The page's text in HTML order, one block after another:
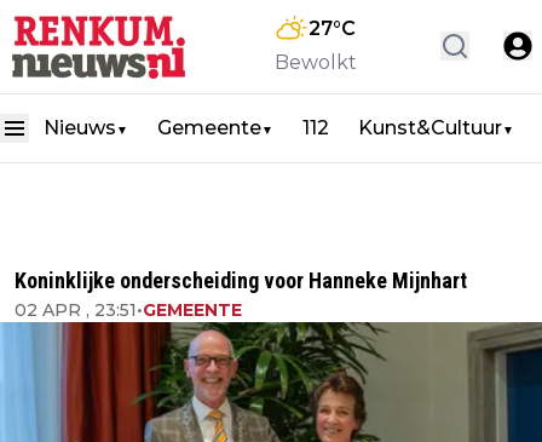
27°C
Bewolkt
Nieuws ▼ Gemeente▼ 112 Kunst&Cultuur▼
Koninklijke onderscheiding voor Hanneke Mijnhart
02 APR , 23:51•GEMEENTE